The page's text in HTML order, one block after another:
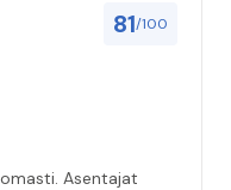
81/100
Asentajat